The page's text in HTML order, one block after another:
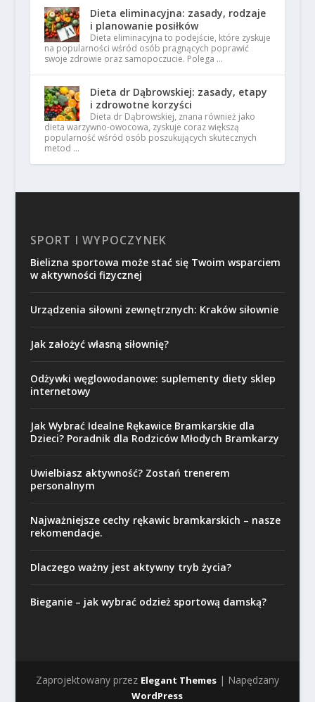
Dieta eliminacyjna: zasady, rodzaje
i planowanie posiłków
Dieta eliminacyjna to podejście, które zyskuje
na popularności wśród osób pragnących poprawić
swoje zdrowie oraz samopoczucie. Polega …
Dieta dr Dąbrowskiej: zasady, etapy
i zdrowotne korzyści
Dieta dr Dąbrowskiej, znana również jako
dieta warzywno-owocowa, zyskuje coraz większą
popularność wśród osób poszukujących skutecznych
metod …
SPORT I WYPOCZYNEK
Bielizna sportowa może stać się Twoim wsparciem
w aktywności fizycznej
Urządzenia siłowni zewnętrznych: Kraków siłownie
Jak założyć własną siłownię?
Odżywki węglowodanowe: suplementy diety sklep
internetowy
Jak Wybrać Idealne Rękawice Bramkarskie dla
Dzieci? Poradnik dla Rodziców Młodych Bramkarzy
Uwielbiasz aktywność? Zostań trenerem
personalnym
Najważniejsze cechy rękawic bramkarskich – nasze
rekomendacje.
Dlaczego ważny jest aktywny tryb życia?
Bieganie – jak wybrać odzież sportową damską?
Zaprojektowany przez Elegant Themes| Napędzany
WordPress